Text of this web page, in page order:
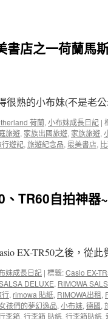
書店之一荷蘭
很熟的小布妹(不是老
荷蘭, 小布妹成長日記 |
旅遊, 家族出國旅遊, 家族旅遊,
行遊記, 旅遊紀念品, 最美書店,
、TR60自拍神
EX-TR50之後，從
妹成長日記 | 標籤:Casio EX-
DELUXE, RIMOWA
行, rimowa 貼紙, RIMOWA出租,
孩們的夢幻逸品, 小布妹, 德國,
李箱, 行李箱 貼紙, 行李箱貼紙,